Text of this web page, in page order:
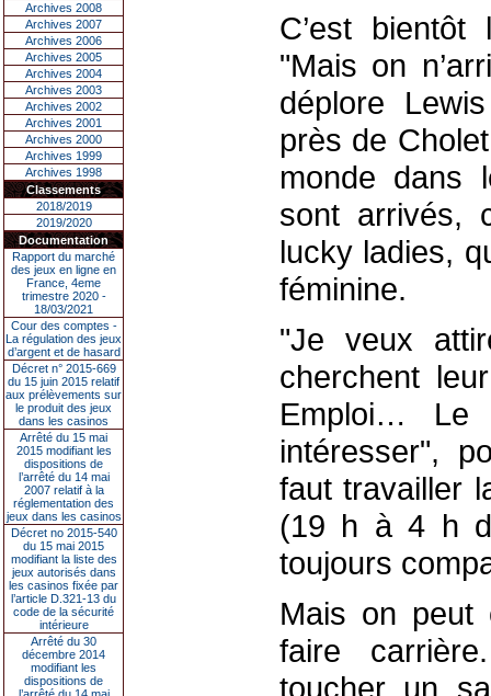
Archives 2008
Archives 2007
Archives 2006
Archives 2005
Archives 2004
Archives 2003
Archives 2002
Archives 2001
Archives 2000
Archives 1999
Archives 1998
Classements
2018/2019
2019/2020
Documentation
Rapport du marché
des jeux en ligne en
France, 4eme
trimestre 2020 -
18/03/2021
Cour des comptes -
La régulation des jeux
d’argent et de hasard
Décret n° 2015-669
du 15 juin 2015 relatif
aux prélèvements sur
le produit des jeux
dans les casinos
Arrêté du 15 mai
2015 modifiant les
dispositions de
l’arrêté du 14 mai
2007 relatif à la
réglementation des
jeux dans les casinos
Décret no 2015-540
du 15 mai 2015
modifiant la liste des
jeux autorisés dans
les casinos fixée par
l’article D.321-13 du
code de la sécurité
intérieure
Arrêté du 30
décembre 2014
modifiant les
dispositions de
C’est
"Mais on
déplore
près de
monde dans
sont arrivés,
lucky ladies,
féminine.
"Je veux
cherchent
Emploi…
intéresser",
faut travailler
(19 h à 4 h
toujours
Mais on peut
faire
toucher un